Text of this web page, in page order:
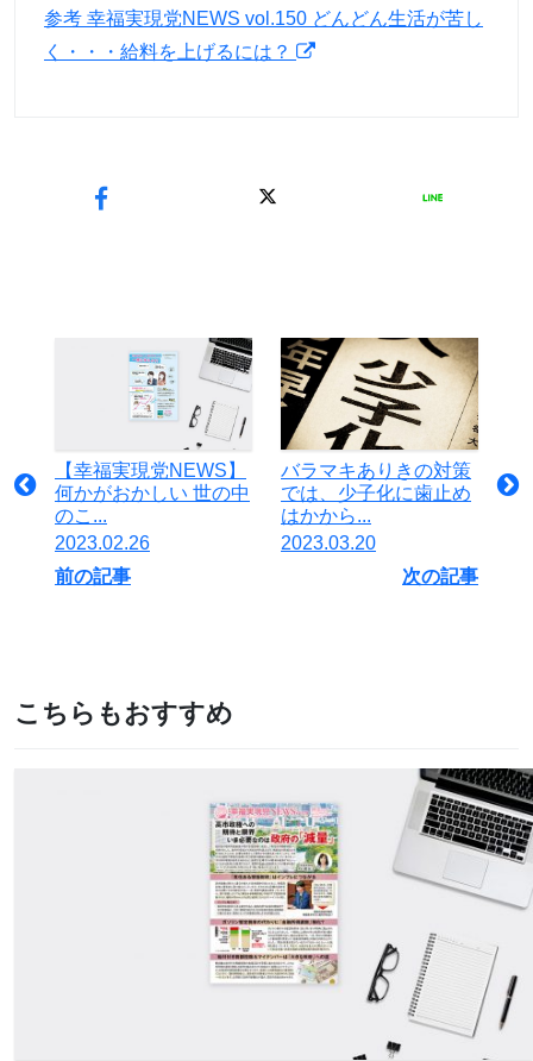
参考 幸福実現党NEWS vol.150 どんどん生活が苦し
く・・・給料を上げるには？
【幸福実現党NEWS】
何かがおかしい 世の中
のこ...
2023.02.26
前の記事
バラマキありきの対策
では、少子化に歯止め
はかから...
2023.03.20
次の記事
こちらもおすすめ